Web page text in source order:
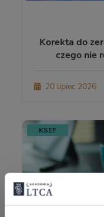
Korekta do
czego nie
20 lipiec 2026
KSEF